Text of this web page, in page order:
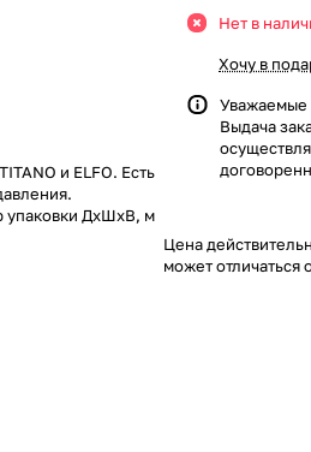
и ELFO. Есть
упаковки ДхШхВ, м
Нет в
Хочу в
Уважаемые
Выдача
Цена
может отличаться